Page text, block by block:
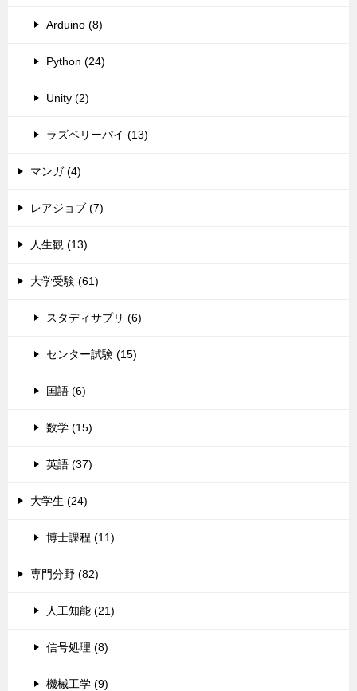
Arduino (8)
Python (24)
Unity (2)
ラズベリーパイ (13)
マンガ (4)
レアジョブ (7)
人生観 (13)
大学受験 (61)
スタディサプリ (6)
センター試験 (15)
国語 (6)
数学 (15)
英語 (37)
大学生 (24)
博士課程 (11)
専門分野 (82)
人工知能 (21)
信号処理 (8)
機械工学 (9)